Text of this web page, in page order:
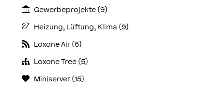
Gewerbeprojekte (9)
Heizung, Lüftung, Klima (9)
Loxone Air (5)
Loxone Tree (5)
Miniserver (15)